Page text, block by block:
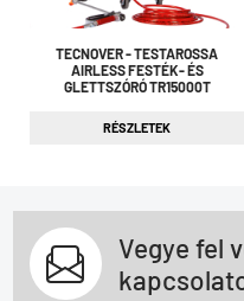
TECNOVER - TESTAROSSA
AIRLESS FESTÉK- ÉS
GLETTSZÓRÓ TR15000T
RÉSZLETEK
Vegye fel